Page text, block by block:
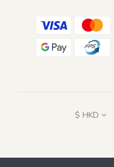
$ HKD